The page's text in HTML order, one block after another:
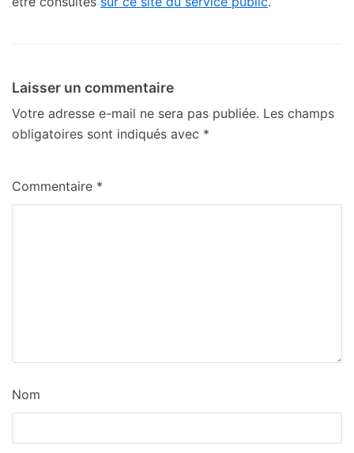
Laisser un commentaire
Votre adresse e-mail ne sera pas publiée. Les champs
obligatoires sont indiqués avec *
Commentaire *
Nom